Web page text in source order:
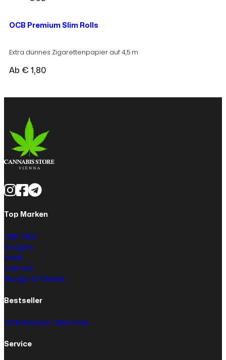
OCB Premium Slim Rolls
Extra dünnes Zigarettenpapier auf 4,5 m
Ab € 1,80
Top Marken
CBD Vital
Zoogies
Hash
Cannain
Mungo & Friends
Bestseller
OCB Premium Slim Rolls
Service